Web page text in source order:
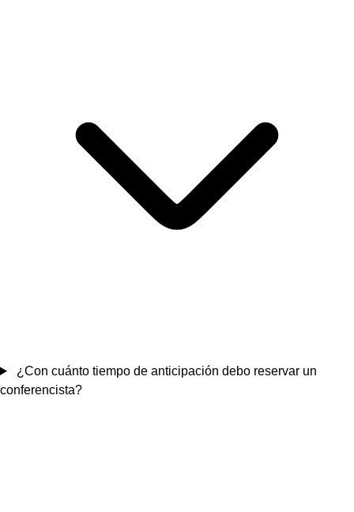
¿Con cuánto tiempo de anticipación debo reservar un
conferencista?